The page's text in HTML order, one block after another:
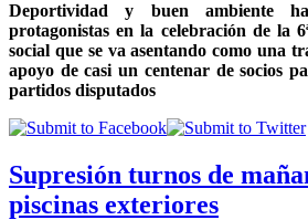
Deportividad y buen ambiente
protagonistas en la celebración de la
social que se va asentando como una
apoyo de casi un centenar de socios
partidos disputados
Supresión turnos de
piscinas exteriores